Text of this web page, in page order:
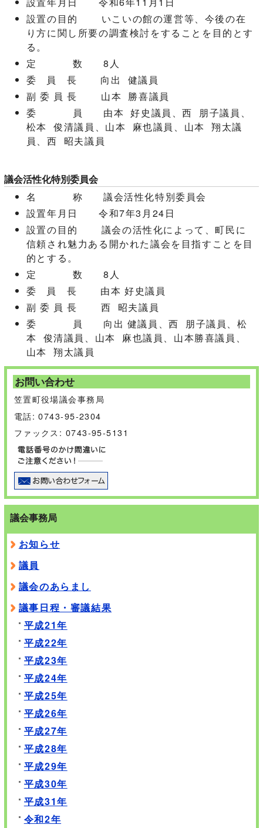
設置の目的 いこいの館の運営等、今後の在
り方に関し所要の調査検討をすることを目的とす
る。
定 数 8人
委 員 長 向出 健議員
副 委 員 長 山本 勝喜議員
委 員 由本 好史議員、西 朋子議員、
松本 俊清議員、山本 麻也議員、山本 翔太議
員、西 昭夫議員
議会活性化特別委員会
名 称 議会活性化特別委員会
設置年月日 令和7年3月24日
設置の目的 議会の活性化によって、町民に
信頼され魅力ある開かれた議会を目指すことを目
的とする。
定 数 8人
委 員 長 由本 好史議員
副 委 員 長 西 昭夫議員
委 員 向出 健議員、西 朋子議員、松
本 俊清議員、山本 麻也議員、山本勝喜議員、
山本 翔太議員
お問い合わせ
笠置町役場議会事務局
電話: 0743-95-2304
ファックス: 0743-95-5131
議会事務局
お知らせ
議員
議会のあらまし
議事日程・審議結果
平成21年
平成22年
平成23年
平成24年
平成25年
平成26年
平成27年
平成28年
平成29年
平成30年
平成31年
令和2年